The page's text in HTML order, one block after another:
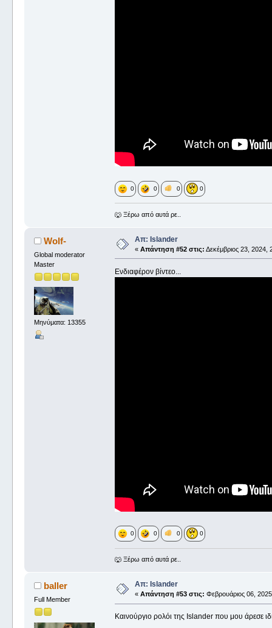
0 0 0 0
🐺 Ξέρω από αυτά ρε..
Wolf-
Global moderator
Master
Μηνύματα: 13355
Απ: Islander
« Απάντηση #52 στις: Δεκέμβριος 23, 2024,
Ενδιαφέρον βίντεο...
0 0 0 0
🐺 Ξέρω από αυτά ρε..
baller
Full Member
Απ: Islander
« Απάντηση #53 στις: Φεβρουάριος 06,
Καινούργιο ρολόι της Islander που μου άρεσε